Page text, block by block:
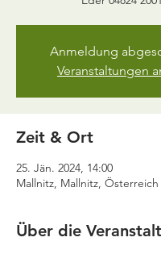
Anmeldung
Veranstaltungen
Zeit & Ort
25. Jän. 2024, 14:00
Mallnitz, Mallnitz, Österreich
Über die